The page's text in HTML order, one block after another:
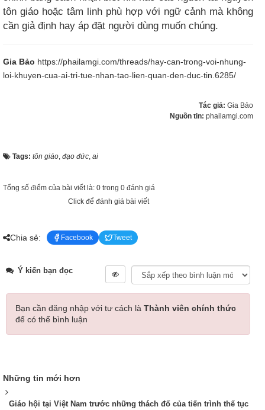
tôn giáo hoặc tâm linh phù hợp với ngữ cảnh mà không
cần giả định hay áp đặt người dùng muốn chúng.​
Gia Bảo https://phailamgi.com/threads/hay-can-trong-voi-nhung-
loi-khuyen-cua-ai-tri-tue-nhan-tao-lien-quan-den-duc-tin.6285/
Tác giả: Gia Bảo
Nguồn tin: phailamgi.com
Tags: tôn giáo, đạo đức, ai
Tổng số điểm của bài viết là: 0 trong 0 đánh giá
Click để đánh giá bài viết
Chia sẻ: Facebook Tweet
Ý kiến bạn đọc
Bạn cần đăng nhập với tư cách là Thành viên chính thức
để có thể bình luận
Những tin mới hơn
Giáo hội tại Việt Nam trước những thách đố của tiến trình thế tục